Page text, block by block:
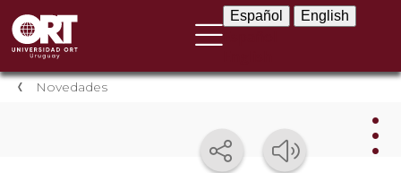
Español English
Novedades